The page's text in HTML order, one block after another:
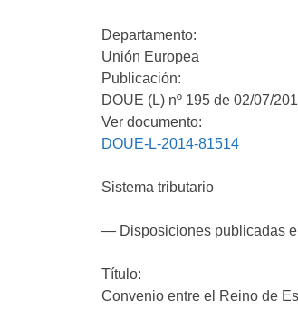
Departamento:
Unión Europea
Publicación:
DOUE (L) nº 195 de 02/07/
Ver documento:
DOUE-L-2014-81514
Sistema tributario
— Disposiciones publicadas
Título:
Convenio entre el Reino de